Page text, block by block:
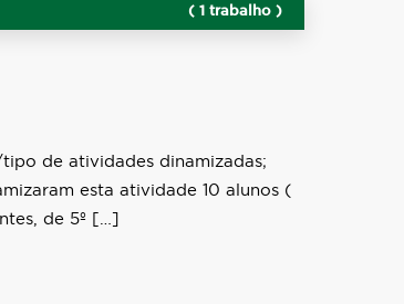
( 1 trabalho )
de atividades dinamizadas;
esta atividade 10 alunos (
de 5º […]